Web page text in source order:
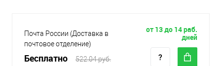
Почта России (Доставка в
почтовое отделение)
Бесплатно 522.04 руб.
от 13 до 14 раб.
дней